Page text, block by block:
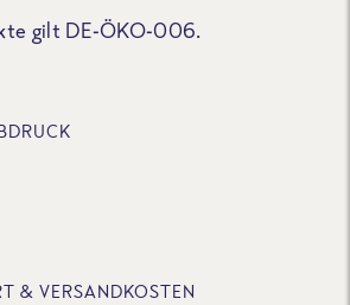
gilt DE-ÖKO-006.
& VERSANDKOSTEN